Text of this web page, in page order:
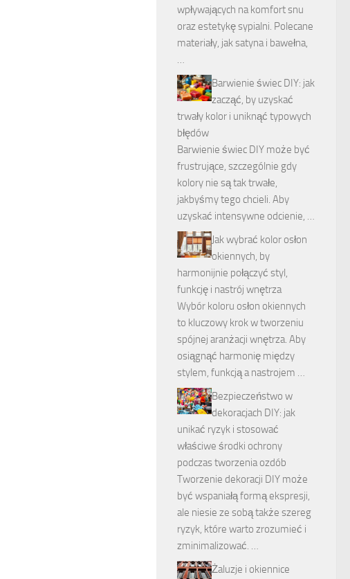
wpływających na komfort snu
oraz estetykę sypialni. Polecane
materiały, jak satyna i bawełna,
…
Barwienie świec DIY: jak
zacząć, by uzyskać
trwały kolor i uniknąć typowych
błędów
Barwienie świec DIY może być
frustrujące, szczególnie gdy
kolory nie są tak trwałe,
jakbyśmy tego chcieli. Aby
uzyskać intensywne odcienie, …
Jak wybrać kolor osłon
okiennych, by
harmonijnie połączyć styl,
funkcję i nastrój wnętrza
Wybór koloru osłon okiennych
to kluczowy krok w tworzeniu
spójnej aranżacji wnętrza. Aby
osiągnąć harmonię między
stylem, funkcją a nastrojem …
Bezpieczeństwo w
dekoracjach DIY: jak
unikać ryzyk i stosować
właściwe środki ochrony
podczas tworzenia ozdób
Tworzenie dekoracji DIY może
być wspaniałą formą ekspresji,
ale niesie ze sobą także szereg
ryzyk, które warto zrozumieć i
zminimalizować. …
Żaluzje i okiennice